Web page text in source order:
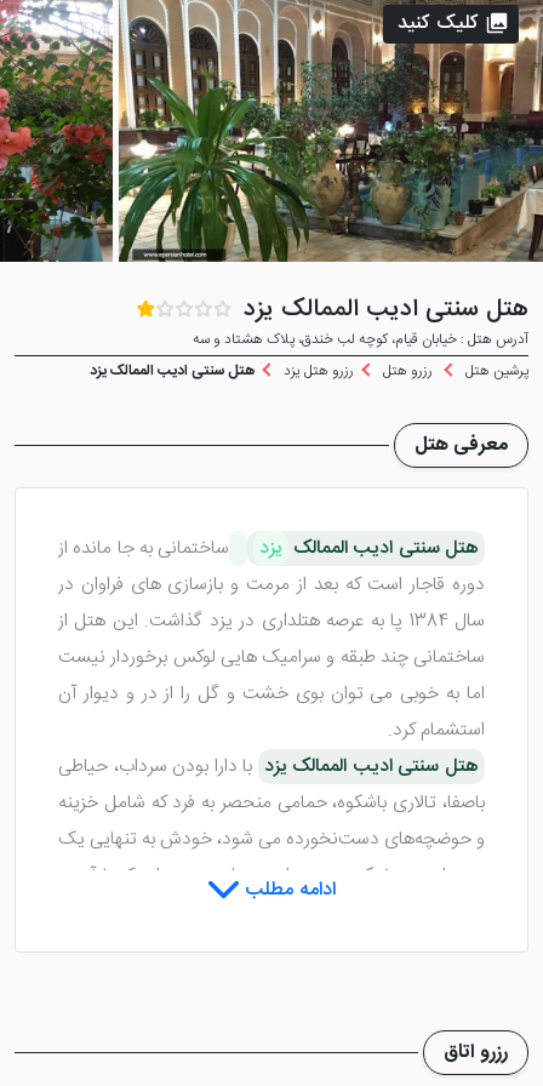
هتل سنتی ادیب الممالک یزد
آدرس هتل : خيابان قیام، کوچه لب خندق، پلاک هشتاد و سه
پرشین هتل
رزرو هتل رزرو هتل یزد هتل سنتی ادیب الممالک یزد
کلیک کنید
معرفی هتل
هتل سنتی ادیب الممالک یزد
ساختمانی به جا مانده از
دوره قاجار است که بعد از مرمت و بازسازی های فراوان در
سال 1384 پا به عرصه هتلداری در یزد گذاشت. این هتل از
ساختمانی چند طبقه و سرامیک هایی لوکس برخوردار نیست
اما به خوبی می توان بوی خشت و گل را از در و دیوار آن
استشمام کرد.
هتل سنتی ادیب الممالک یزد با دارا بودن سرداب، حیاطی
باصفا، تالاری باشکوه، حمامی منحصر به‌ فرد که شامل خزینه
و حوضچه‌های دست‌نخورده می شود، خودش به تنهایی یک
موزه است. رختکنی هم در این حمام وجود دارد که با آجر و
هتل ادیب الممالک یزد یزد چند اتاق دارد؟
طرح های سنتی و زیبا آراسته شده اند. حمام، سرویس
ادامه مطلب
رزرو اتاق